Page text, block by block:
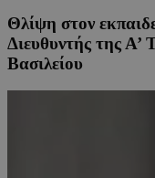
Θλίψη στον
Διευθυντής της Α’
Βασιλείου